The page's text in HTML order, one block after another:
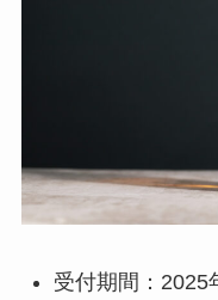
受付期間：2025